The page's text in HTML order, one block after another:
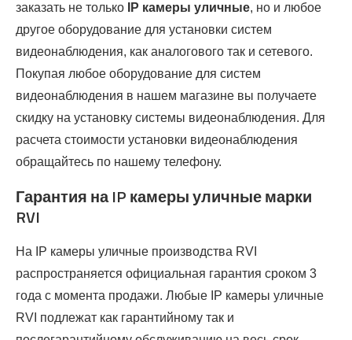
заказать не только
IP камеры уличные, но и любое
другое оборудование для установки систем
видеонаблюдения, как аналогового так и сетевого.
Покупая любое оборудование для систем
видеонаблюдения в нашем магазине вы получаете
скидку на установку системы видеонаблюдения. Для
расчета стоимости установки видеонаблюдения
обращайтесь по нашему телефону.
Гарантия на IP камеры уличные марки
RVI
На IP камеры уличные производства RVI
распространяется официальная гарантия сроком 3
года с момента продажи. Любые IP камеры уличные
RVI подлежат как гарантийному так и